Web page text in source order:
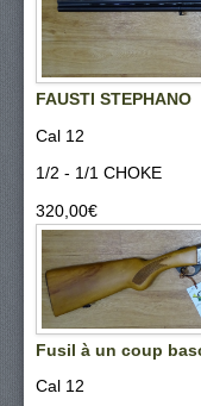
FAUSTI STEPHANO
Cal 12
1/2 - 1/1 CHOKE
320,00‎€
Fusil à un coup
Cal 12